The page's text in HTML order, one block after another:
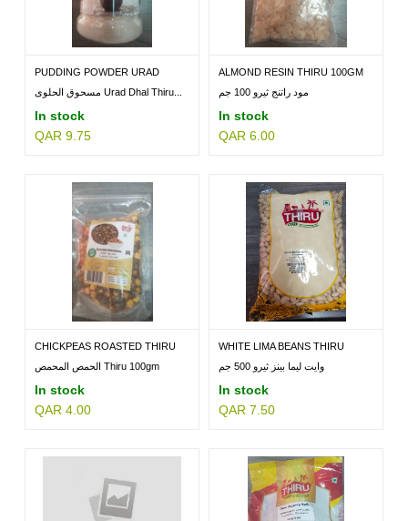
PUDDING POWDER URAD
DHAL...
مسحوق الحلوى Urad Dhal Thiru...
In stock
QAR 9.75
ALMOND RESIN THIRU 100GM
مود راتنج ثيرو 100 جم
In stock
QAR 6.00
CHICKPEAS ROASTED THIRU
100GM
الحمص المحمص Thiru 100gm
In stock
QAR 4.00
WHITE LIMA BEANS THIRU
500GM وايت ليما بينز ثيرو 500 جم
In stock
QAR 7.50